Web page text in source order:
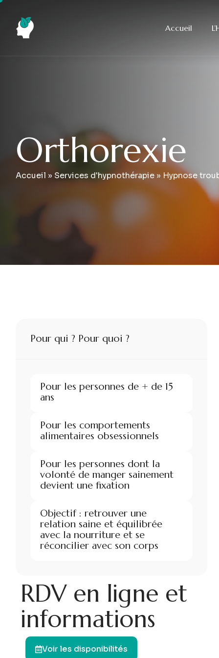
Accueil
Orthorexie
Accueil » Services d'hypnothérapie» Hypnose
Pour qui ? Pour quoi ?
Pour les personnes de + de 15
ans
Pour les comportements
alimentaires obsessionnels
Pour les personnes dont la
volonté de manger sainement
devient une fixation
Objectif : retrouver une
relation saine et équilibrée
avec la nourriture et se
réconcilier avec son corps
RDV en ligne et
informations
Voir les disponibilités